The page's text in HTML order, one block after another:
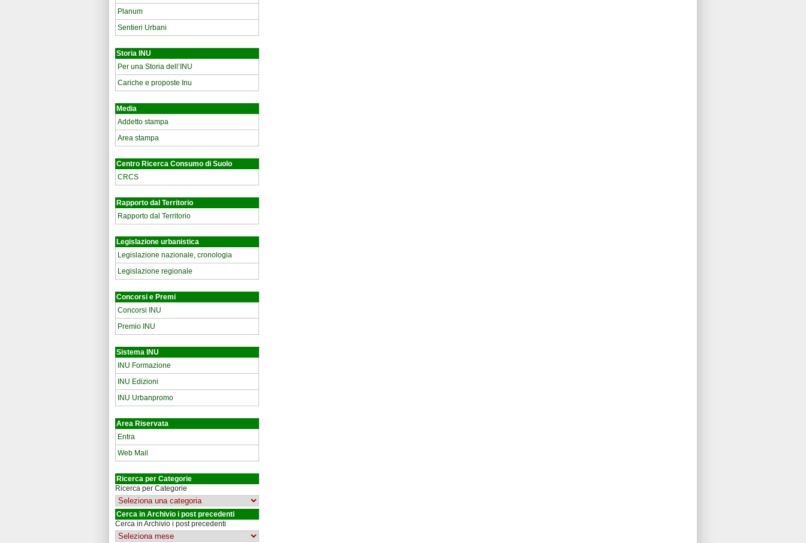
Planum
Sentieri Urbani
Storia INU
Per una Storia dell’INU
Cariche e proposte Inu
Media
Addetto stampa
Area stampa
Centro Ricerca Consumo di Suolo
CRCS
Rapporto dal Territorio
Rapporto dal Territorio
Legislazione urbanistica
Legislazione nazionale, cronologia
Legislazione regionale
Concorsi e Premi
Concorsi INU
Premio INU
Sistema INU
INU Formazione
INU Edizioni
INU Urbanpromo
Area Riservata
Entra
Web Mail
Ricerca per Categorie
Ricerca per Categorie
Cerca in Archivio i post precedenti
Cerca in Archivio i post precedenti